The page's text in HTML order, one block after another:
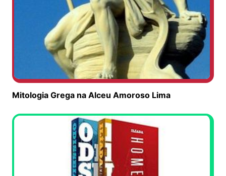
Mitologia Grega na Alceu Amoroso Lima